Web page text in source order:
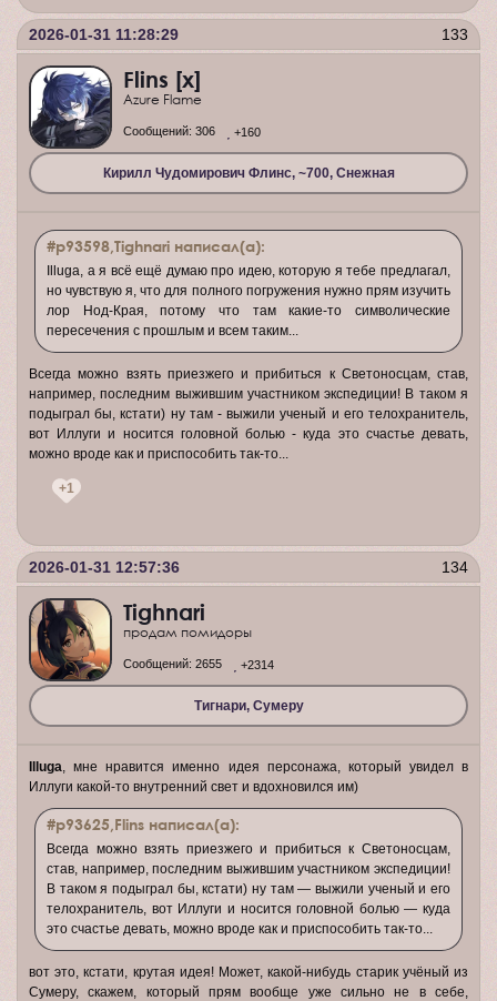
133
2026-01-31 11:28:29
Flins [x]
Azure Flame
Кирилл Чудомирович Флинс, ~700, Снежная
Сообщений: 306 +160
#p93598,Tighnari написал(а):
Illuga, а я всё ещё думаю про идею, которую я тебе предлагал,
но чувствую я, что для полного погружения нужно прям изучить
лор Нод-Края, потому что там какие-то символические
пересечения с прошлым и всем таким...
Всегда можно взять приезжего и прибиться к Светоносцам, став,
например, последним выжившим участником экспедиции! В таком я
подыграл бы, кстати) ну там - выжили ученый и его телохранитель,
вот Иллуги и носится головной болью - куда это счастье девать,
можно вроде как и приспособить так-то...
+1
134
2026-01-31 12:57:36
Tighnari
продам помидоры
Тигнари, Сумеру
Сообщений: 2655 +2314
Illuga, мне нравится именно идея персонажа, который увидел в
Иллуги какой-то внутренний свет и вдохновился им)
#p93625,Flins написал(а):
Всегда можно взять приезжего и прибиться к Светоносцам,
став, например, последним выжившим участником экспедиции!
В таком я подыграл бы, кстати) ну там — выжили ученый и его
телохранитель, вот Иллуги и носится головной болью — куда
это счастье девать, можно вроде как и приспособить так-то...
вот это, кстати, крутая идея! Может, какой-нибудь старик учёный из
Сумеру, скажем, который прям вообще уже сильно не в себе,